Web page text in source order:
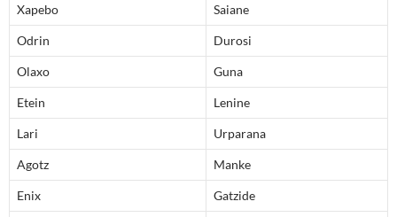
Xapebo Saiane
Odrin Durosi
Olaxo Guna
Etein Lenine
Lari Urparana
Agotz Manke
Enix Gatzide